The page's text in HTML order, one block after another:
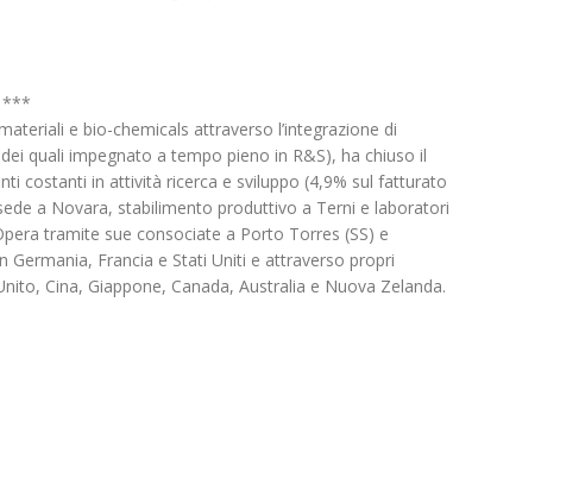
***
e bio-chemicals attraverso l’integrazione di
quali impegnato a tempo pieno in R&S), ha chiuso il
costanti in attività ricerca e sviluppo (4,9% sul fatturato
a Novara, stabilimento produttivo a Terni e laboratori
tramite sue consociate a Porto Torres (SS) e
Francia e Stati Uniti e attraverso propri
Cina, Giappone, Canada, Australia e Nuova Zelanda.